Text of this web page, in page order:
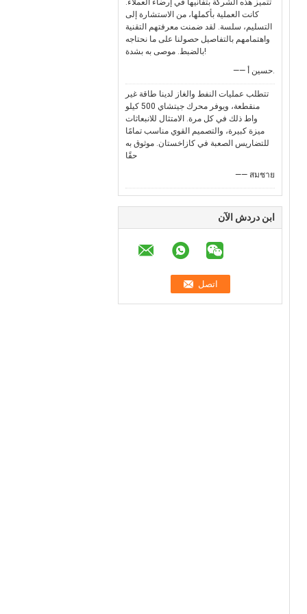
تتميز هذه الشركة بتفانيها في إرضاء العملاء.
كانت العملية بأكملها، من الاستشارة إلى
التسليم، سلسة. لقد ضمنت معرفتهم التقنية
واهتمامهم بالتفاصيل حصولنا على ما نحتاجه
بالضبط. موصى به بشدة!
—— حسين أ.
تتطلب عمليات النفط والغاز لدينا طاقة غير
منقطعة، ويوفر محرك جيتشاي 500 كيلو
واط ذلك في كل مرة. الامتثال للانبعاثات
ميزة كبيرة، والتصميم القوي مناسب تمامًا
للتضاريس الصعبة في كازاخستان. موثوق به
حقًا
—— สมชาย
ابن دردش الآن